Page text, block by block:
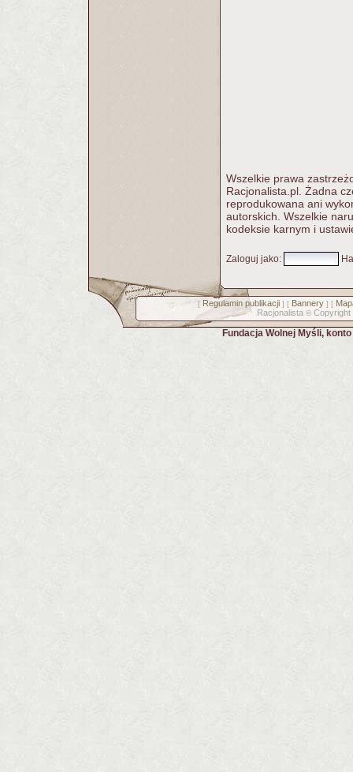
Wszelkie prawa
Racjonalista.pl. Żadna
reprodukowana ani
autorskich. Wszelkie
kodeksie karnym i
Zaloguj jako:
[ Regulamin publikacji] [ Bannery] [
Racjonalista © Copyright
Fundacja Wolnej Myśli,